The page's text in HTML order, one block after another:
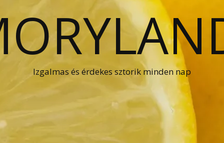
Izgalmas és érdekes sztorik minden nap